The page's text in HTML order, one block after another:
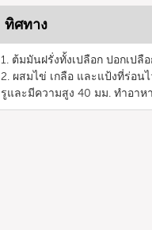
ทิศทาง
1. ต้มมันฝรั่งทั้งเปลือก ปอกเปลื
2. ผสมไข่ เกลือ และแป้งที่ร่อ
รูและมีความสูง 40 มม. ทำอา